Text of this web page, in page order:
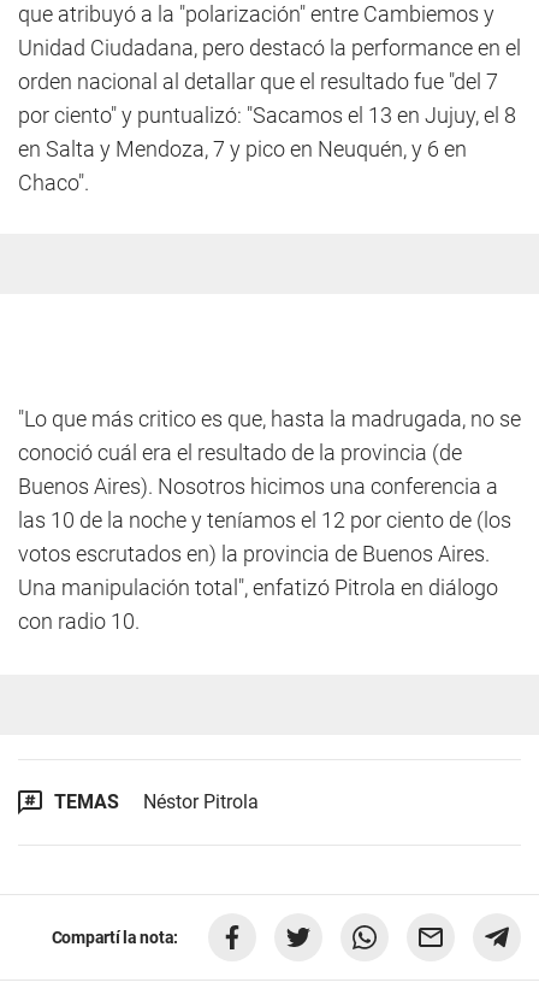
que atribuyó a la "polarización" entre Cambiemos y
Unidad Ciudadana, pero destacó la performance en el
orden nacional al detallar que el resultado fue "del 7
por ciento" y puntualizó: "Sacamos el 13 en Jujuy, el 8
en Salta y Mendoza, 7 y pico en Neuquén, y 6 en
Chaco".
"Lo que más critico es que, hasta la madrugada, no se
conoció cuál era el resultado de la provincia (de
Buenos Aires). Nosotros hicimos una conferencia a
las 10 de la noche y teníamos el 12 por ciento de (los
votos escrutados en) la provincia de Buenos Aires.
Una manipulación total", enfatizó Pitrola en diálogo
con radio 10.
TEMAS Néstor Pitrola
Compartí la nota: